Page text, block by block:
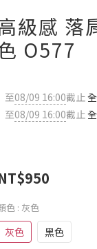
級感 落
O577
至08/09 16:00截止
至08/09 16:00截止
色 : 灰色
灰色 黑色